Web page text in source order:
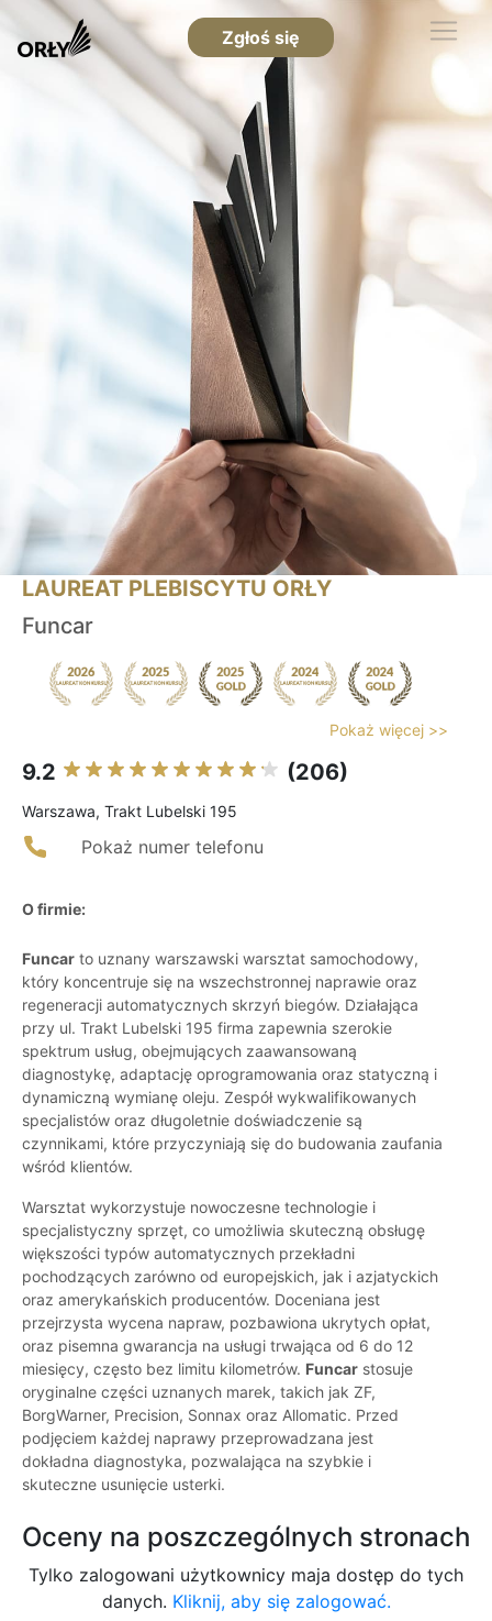
Zgłoś się
LAUREAT PLEBISCYTU ORŁY
Funcar
Pokaż więcej >>
9.2 (206)
Warszawa, Trakt Lubelski 195
Pokaż numer telefonu
O firmie:
Funcar to uznany warszawski warsztat samochodowy,
który koncentruje się na wszechstronnej naprawie oraz
regeneracji automatycznych skrzyń biegów. Działająca
przy ul. Trakt Lubelski 195 firma zapewnia szerokie
spektrum usług, obejmujących zaawansowaną
diagnostykę, adaptację oprogramowania oraz statyczną i
dynamiczną wymianę oleju. Zespół wykwalifikowanych
specjalistów oraz długoletnie doświadczenie są
czynnikami, które przyczyniają się do budowania zaufania
wśród klientów.
Warsztat wykorzystuje nowoczesne technologie i
specjalistyczny sprzęt, co umożliwia skuteczną obsługę
większości typów automatycznych przekładni
pochodzących zarówno od europejskich, jak i azjatyckich
oraz amerykańskich producentów. Doceniana jest
przejrzysta wycena napraw, pozbawiona ukrytych opłat,
oraz pisemna gwarancja na usługi trwająca od 6 do 12
miesięcy, często bez limitu kilometrów. Funcar stosuje
oryginalne części uznanych marek, takich jak ZF,
BorgWarner, Precision, Sonnax oraz Allomatic. Przed
podjęciem każdej naprawy przeprowadzana jest
dokładna diagnostyka, pozwalająca na szybkie i
skuteczne usunięcie usterki.
Oceny na poszczególnych stronach
Tylko zalogowani użytkownicy maja dostęp do tych
danych. Kliknij, aby się zalogować.